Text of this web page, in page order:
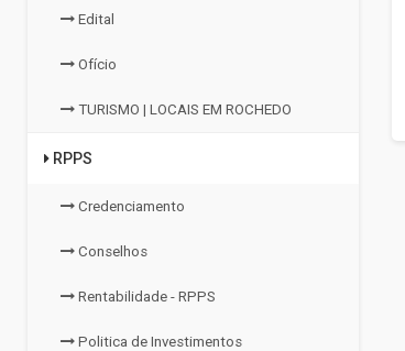
Edital
Ofício
TURISMO | LOCAIS EM ROCHEDO
RPPS
Credenciamento
Conselhos
Rentabilidade - RPPS
Politica de Investimentos